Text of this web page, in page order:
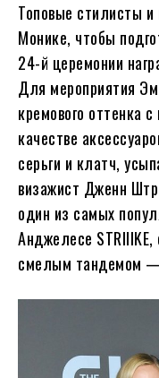
Топовые стилисты
Монике, чтобы
24-й церемонии
Для мероприятия
кремового оттенка
качестве
серьги и клатч,
визажист Дженн
один из самых
Анджелесе
смелым тандемом —